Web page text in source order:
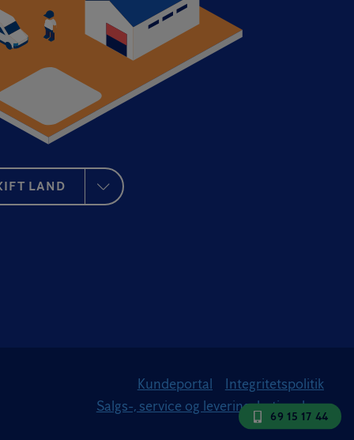
LAND
Kundeportal
Integritetspolitik
Salgs-, service og leveringsbetingelser
69 15 17 44